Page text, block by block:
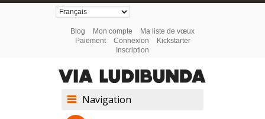
Blog Mon compte
Ma liste de vœux
Paiement
Connexion
Kickstarter
Inscription
Navigation